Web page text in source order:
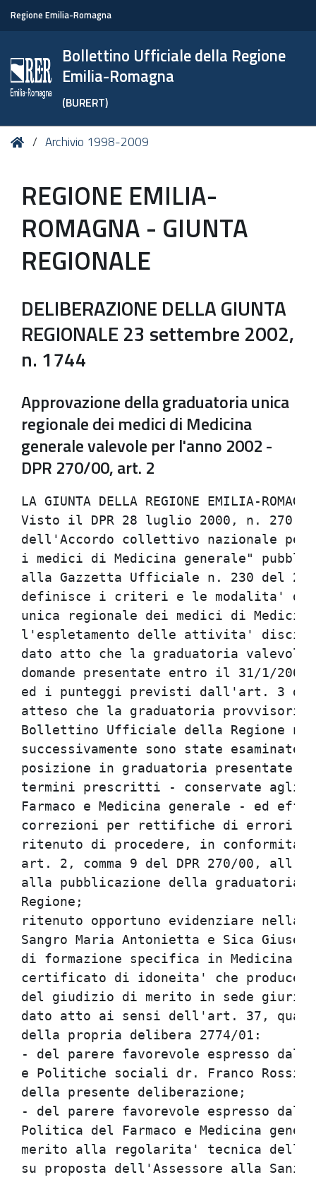
Regione Emilia-Romagna
Bollettino Ufficiale della Regione
Emilia-Romagna
(BURERT)
Tu HomeArchivio 1998-2009
REGIONE EMILIA-
ROMAGNA - GIUNTA
REGIONALE
DELIBERAZIONE DELLA GIUNTA
REGIONALE 23 settembre 2002,
n. 1744
Approvazione della graduatoria unica
regionale dei medici di Medicina
generale valevole per l'anno 2002 -
DPR 270/00, art. 2
LA GIUNTA DELLA
Visto il DPR 28 luglio 2000,
dell'Accordo collettivo
i medici di Medicina generale"
alla Gazzetta Ufficiale n.
definisce i criteri e le
unica regionale dei medici di
l'espletamento delle attivita'
dato atto che la
domande presentate entro il
ed i punteggi previsti
atteso che la graduatoria
Bollettino Ufficiale della
successivamente sono state
posizione in graduatoria
termini prescritti -
Farmaco e Medicina generale
correzioni per
ritenuto di procedere, in
art. 2, comma 9 del DPR 270/
alla pubblicazione della
ritenuto opportuno
Sangro Maria Antonietta e Sica
di formazione specifica in
certificato di idoneita' che
del giudizio di merito in
dato atto ai sensi dell'art.
della propria
- del parere favorevole
e Politiche sociali dr.
della
- del parere favorevole
Politica del Farmaco e
merito alla regolarita'
su proposta